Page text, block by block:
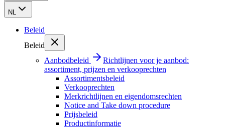
NL
Beleid
Beleid
Aanbodbeleid
Richtlijnen voor je aanbod:
assortiment, prijzen en verkooprechten
Assortimentsbeleid
Verkooprechten
Merkrichtlijnen en eigendomsrechten
Notice and Take down procedure
Prijsbeleid
Productinformatie